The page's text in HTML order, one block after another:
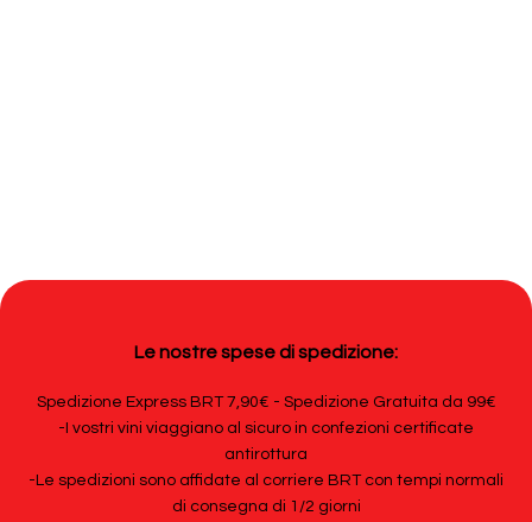
Le nostre spese di spedizione:
Spedizione Express BRT 7,90€ - Spedizione Gratuita da 99€
-I vostri vini viaggiano al sicuro in confezioni certificate
antirottura
-Le spedizioni sono affidate al corriere BRT con tempi normali
di consegna di 1/2 giorni